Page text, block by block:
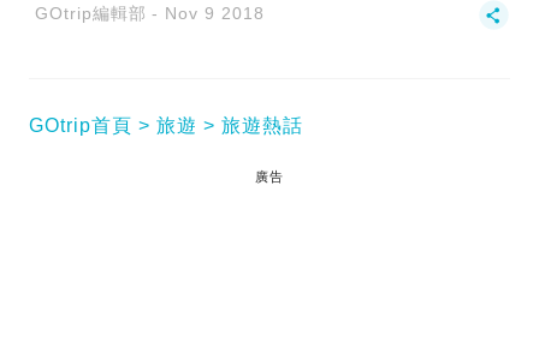
GOtrip編輯部 Nov 9 2018
GOtrip首頁 旅遊 旅遊熱話
廣告